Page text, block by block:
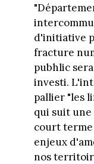
d'initiative
fracture
pubhlic
investi.
pallier "les
qui suit
court terme
enjeux
nos